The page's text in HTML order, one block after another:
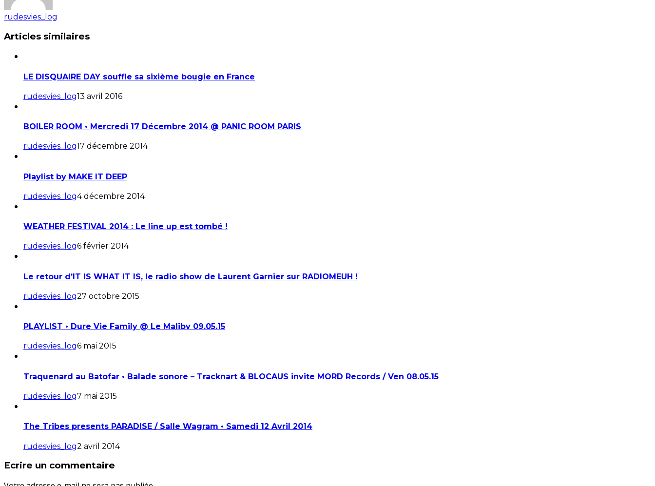
rudesvies_log
Articles similaires
LE DISQUAIRE DAY souffle sa sixième bougie en France
rudesvies_log13 avril 2016
BOILER ROOM • Mercredi 17 Décembre 2014 @ PANIC ROOM PARIS
rudesvies_log17 décembre 2014
Playlist by MAKE IT DEEP
rudesvies_log4 décembre 2014
WEATHER FESTIVAL 2014 : Le line up est tombé !
rudesvies_log6 février 2014
Le retour d’IT IS WHAT IT IS, le radio show de Laurent Garnier sur RADIOMEUH !
rudesvies_log27 octobre 2015
PLAYLIST • Dure Vie Family @ Le Malibv 09.05.15
rudesvies_log6 mai 2015
Traquenard au Batofar • Balade sonore – Tracknart & BLOCAUS invite MORD Records / Ven 08.05.15
rudesvies_log7 mai 2015
The Tribes presents PARADISE / Salle Wagram • Samedi 12 Avril 2014
rudesvies_log2 avril 2014
Ecrire un commentaire